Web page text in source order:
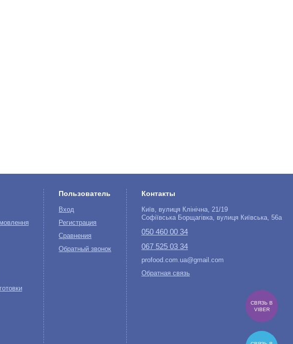
СВЯЗЬ В
VIBER
Пользователь
Вход
Регистрация
Сравнения
Обратный звонок
Контакты
Київ, вулиця Клінічна, 21/19
Софіївська Борщагівка, вулиця Київська, 56а
050 460 00 34
067 525 03 34
profood.com.ua@gmail.com
Обратная связь